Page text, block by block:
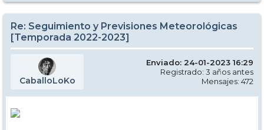
Re: Seguimiento y Previsiones Meteorológicas
[Temporada 2022-2023]
CaballoLoKo
Enviado: 24-01-2023 16:29
Registrado: 3 años antes
Mensajes: 472